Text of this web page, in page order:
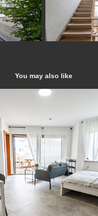
You may also like
1-Zimmer Wohnung Möbliert
2024